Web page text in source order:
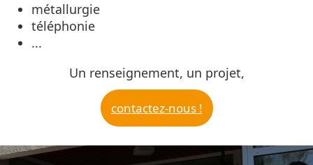
métallurgie
téléphonie
...
Un renseignement, un projet,
contactez-nous !